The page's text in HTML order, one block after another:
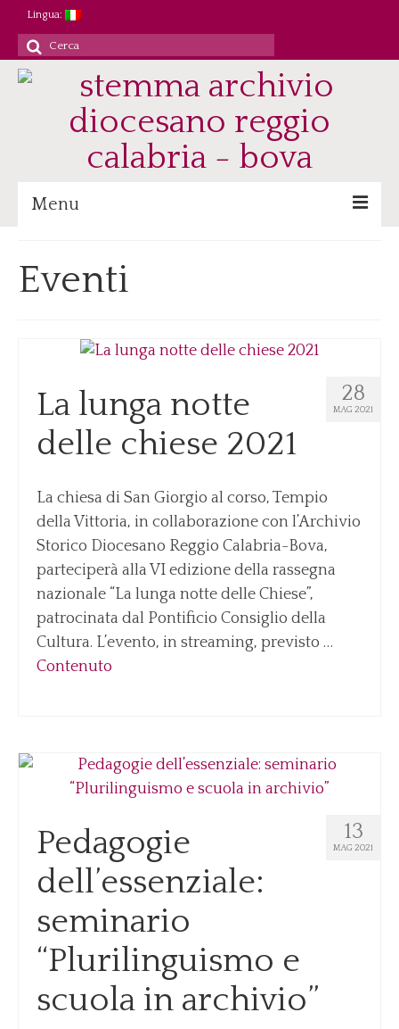
Lingua:
Cerca
per:
Menu
Patrimonio/Staff
Ricerca/Didattica
Immagini digitali
Notizie
Eventi
Eventi Archivio
Contatti
Dove siamo/Messaggi
Eventi
28
MAG 2021
La lunga notte
delle chiese 2021
La chiesa di San Giorgio al corso, Tempio
della Vittoria, in collaborazione con l’Archivio
Storico Diocesano Reggio Calabria-Bova,
parteciperà alla VI edizione della rassegna
nazionale “La lunga notte delle Chiese”,
patrocinata dal Pontificio Consiglio della
Cultura. L’evento, in streaming, previsto …
Contenuto
13
MAG 2021
Pedagogie
dell’essenziale:
seminario
“Plurilinguismo e
scuola in archivio”